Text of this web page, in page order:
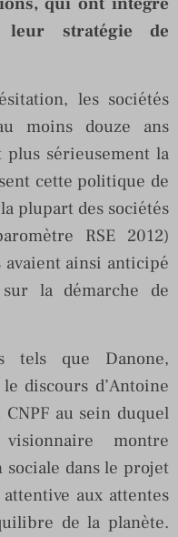
stratégie de
les sociétés
moins douze ans
plus sérieusement la
cette politique de
plupart des sociétés
RSE 2012)
avaient ainsi anticipé
la démarche de
tels que Danone,
discours d’Antoine
au sein duquel
montre
sociale dans le projet
aux attentes
de la planète.